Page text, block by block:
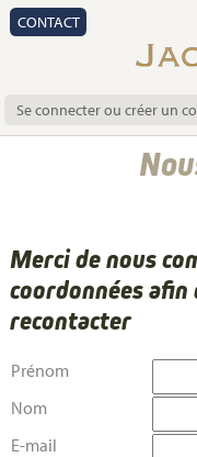
CONTACT
Se connecter ou créer un
Merci de nous
coordonnées afin
recontacter
Prénom
Nom
E-mail